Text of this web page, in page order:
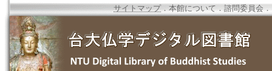
サイトマップ．本館について ．諮問委員会 ．